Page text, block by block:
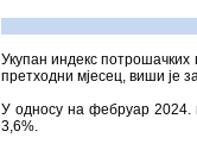
Укупан индекс потрошачких
претходни мјесец, виши је
У односу на фебруар 2024.
3,6%.